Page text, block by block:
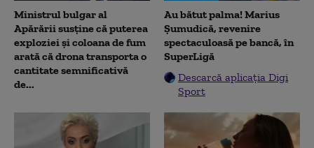
Ministrul bulgar al
Apărării susține că puterea
exploziei și coloana de fum
arată că drona transporta o
cantitate semnificativă
de...
Au bătut palma! Marius
Șumudică, revenire
spectaculoasă pe bancă, în
SuperLigă
Descarcă aplicația Digi
Sport